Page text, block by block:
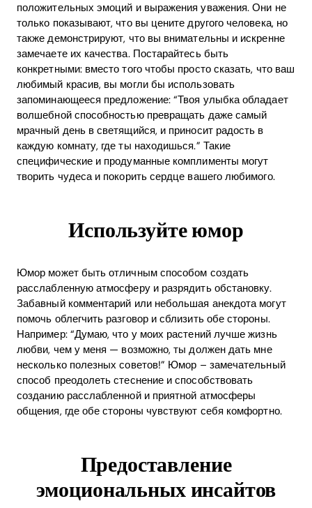
положительных эмоций и выражения уважения. Они не
только показывают, что вы цените другого человека, но
также демонстрируют, что вы внимательны и искренне
замечаете их качества. Постарайтесь быть
конкретными: вместо того чтобы просто сказать, что ваш
любимый красив, вы могли бы использовать
запоминающееся предложение: “Твоя улыбка обладает
волшебной способностью превращать даже самый
мрачный день в светящийся, и приносит радость в
каждую комнату, где ты находишься.” Такие
специфические и продуманные комплименты могут
творить чудеса и покорить сердце вашего любимого.
Используйте юмор
Юмор может быть отличным способом создать
расслабленную атмосферу и разрядить обстановку.
Забавный комментарий или небольшая анекдота могут
помочь облегчить разговор и сблизить обе стороны.
Например: “Думаю, что у моих растений лучше жизнь
любви, чем у меня — возможно, ты должен дать мне
несколько полезных советов!” Юмор – замечательный
способ преодолеть стеснение и способствовать
созданию расслабленной и приятной атмосферы
общения, где обе стороны чувствуют себя комфортно.
Предоставление
эмоциональных инсайтов